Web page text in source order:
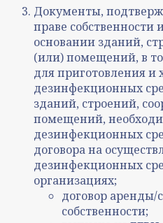
Документы,
праве
основании зданий,
(или) помещений, в
для приготовления и
дезинфекционных
зданий, строений,
помещений,
дезинфекционных
договора на
дезинфекционных
организациях;
договор аренды/
собственности;